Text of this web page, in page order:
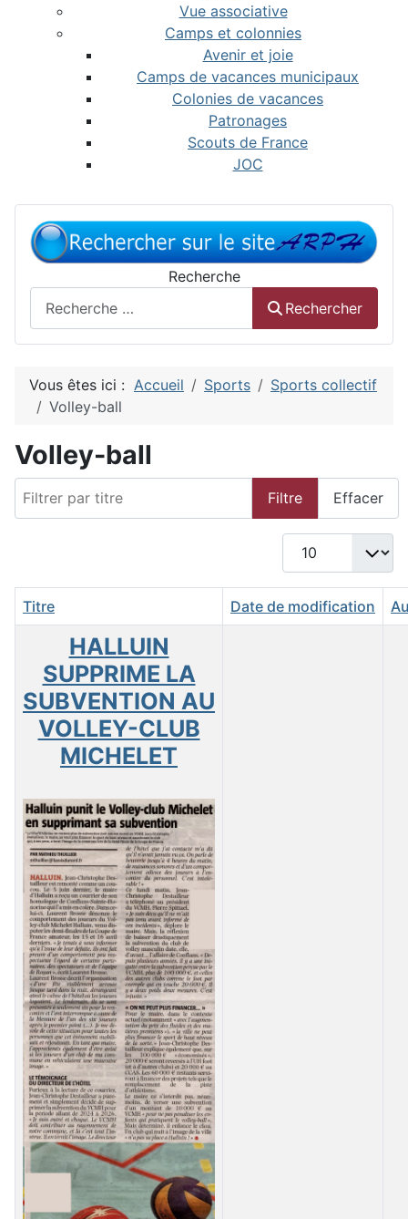
Vue associative
Camps et colonnies
Avenir et joie
Camps de vacances municipaux
Colonies de vacances
Patronages
Scouts de France
JOC
Recherche
Rechercher
Vous êtes ici : Accueil Sports
Sports collectif
Volley-ball
Volley-ball
Filtre Effacer
Afficher #
Titre Date de modification
HALLUIN
SUPPRIME LA
SUBVENTION AU
VOLLEY-CLUB
MICHELET